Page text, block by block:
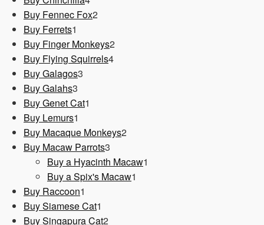
Produkte
Buy Fennec Fox22
Buy Ferrets1
Produkt
Buy Finger Monkeys22
Buy Flying Squirrels44
Buy Galagos3
Buy Galahs3
Produkte
Buy Genet Cat1
Buy Lemurs1
Produkt
Buy Macaque Monkeys22
Buy Macaw Parrots3
Produkte
Buy a Hyacinth Macaw1
Buy a Spix's Macaw1
Buy Raccoon1
Produkt
Buy Siamese Cat1
Produkt
Buy Singapura Cat22